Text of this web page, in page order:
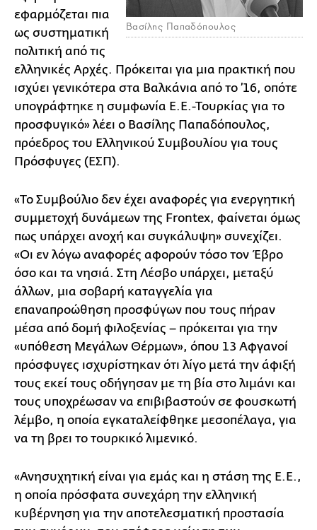
Βασίλης Παπαδόπουλος
εφαρμόζεται πια
ως συστηματική
πολιτική από τις
ελληνικές Αρχές. Πρόκειται για μια πρακτική που
ισχύει γενικότερα στα Βαλκάνια από το ’16, οπότε
υπογράφτηκε η συμφωνία Ε.Ε.-Τουρκίας για το
προσφυγικό» λέει ο Βασίλης Παπαδόπουλος,
πρόεδρος του Ελληνικού Συμβουλίου για τους
Πρόσφυγες (ΕΣΠ).
«Το Συμβούλιο δεν έχει αναφορές για ενεργητική
συμμετοχή δυνάμεων της Frontex, φαίνεται όμως
πως υπάρχει ανοχή και συγκάλυψη» συνεχίζει.
«Οι εν λόγω αναφορές αφορούν τόσο τον Έβρο
όσο και τα νησιά. Στη Λέσβο υπάρχει, μεταξύ
άλλων, μια σοβαρή καταγγελία για
επαναπροώθηση προσφύγων που τους πήραν
μέσα από δομή φιλοξενίας – πρόκειται για την
«υπόθεση Μεγάλων Θέρμων», όπου 13 Αφγανοί
πρόσφυγες ισχυρίστηκαν ότι λίγο μετά την άφιξή
τους εκεί τους οδήγησαν με τη βία στο λιμάνι και
τους υποχρέωσαν να επιβιβαστούν σε φουσκωτή
λέμβο, η οποία εγκαταλείφθηκε μεσοπέλαγα, για
να τη βρει το τουρκικό λιμενικό.
«Ανησυχητική είναι για εμάς και η στάση της Ε.Ε.,
η οποία πρόσφατα συνεχάρη την ελληνική
κυβέρνηση για την αποτελεσματική προστασία